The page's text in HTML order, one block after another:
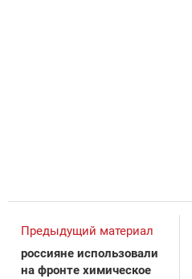
Предыдущий материал
россияне использовали
на фронте химическое